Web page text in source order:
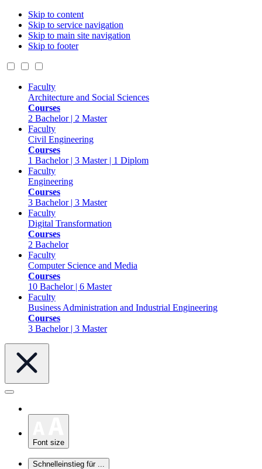
Skip to content
Skip to service navigation
Skip to main site navigation
Skip to footer
Faculty
Architecture and Social Sciences
Courses
2 Bachelor | 2 Master
Faculty
Civil Engineering
Courses
1 Bachelor | 3 Master | 1 Diplom
Faculty
Engineering
Courses
3 Bachelor | 3 Master
Faculty
Digital Transformation
Courses
2 Bachelor
Faculty
Computer Science and Media
Courses
10 Bachelor | 6 Master
Faculty
Business Administration and Industrial Engineering
Courses
3 Bachelor | 3 Master
Font size
Schnelleinstieg für ...